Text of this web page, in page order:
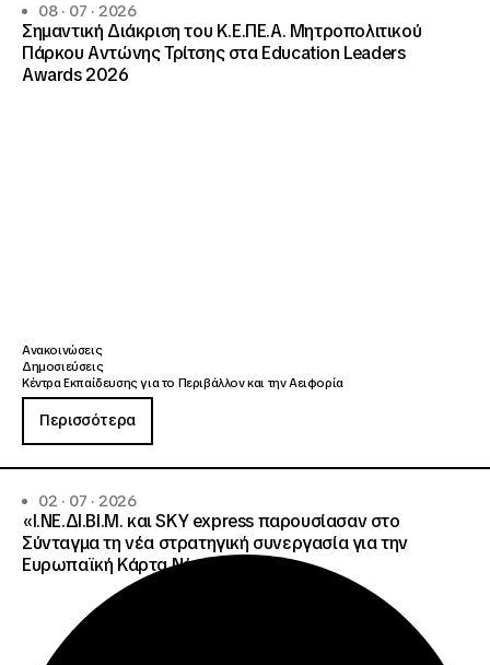
08 · 07 · 2026
Σημαντική Διάκριση του Κ.Ε.ΠΕ.Α. Μητροπολιτικού
Πάρκου Αντώνης Τρίτσης στα Education Leaders
Awards 2026
Ανακοινώσεις
Δημοσιεύσεις
Κέντρα Εκπαίδευσης για το Περιβάλλον και την Αειφορία
Περισσότερα
02 · 07 · 2026
«Ι.ΝΕ.ΔΙ.ΒΙ.Μ. και SKY express παρουσίασαν στο
Σύνταγμα τη νέα στρατηγική συνεργασία για την
Ευρωπαϊκή Κάρτα Νέων»